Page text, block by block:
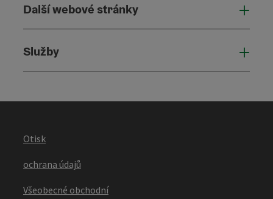
Další webové stránky
Služby
Otisk
ochrana údajů
Všeobecné obchodní